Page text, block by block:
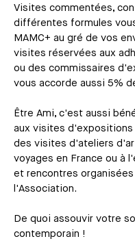
Visites commentées,
différentes formules
MAMC+ au gré de vos
visites réservées aux
ou des commissaires
vous accorde aussi 5%
Être Ami, c'est aussi
aux visites
des visites d'ateliers
voyages en France ou à
et rencontres
l'Association.
De quoi assouvir votre
contemporain !